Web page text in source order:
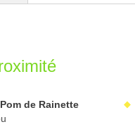
de Rainette